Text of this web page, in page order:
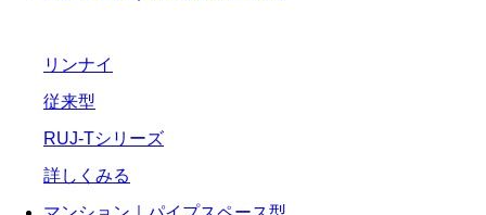
リンナイ
従来型
RUJ-Tシリーズ
詳しくみる